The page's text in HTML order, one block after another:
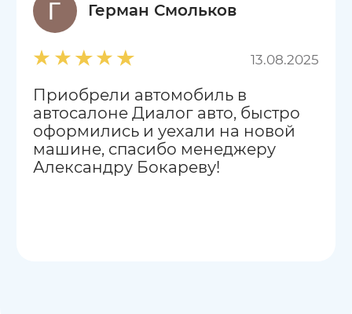
Герман Смольков
13.08.2025
Приобрели автомобиль в
автосалоне Диалог авто, быстро
оформились и уехали на новой
машине, спасибо менеджеру
Александру Бокареву!